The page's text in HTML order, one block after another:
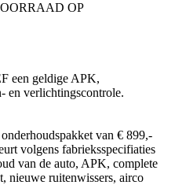
OP
een geldige APK,
en verlichtingscontrole.
van € 899,-
volgens fabrieksspecifiaties
van de auto, APK, complete
nieuwe ruitenwissers, airco